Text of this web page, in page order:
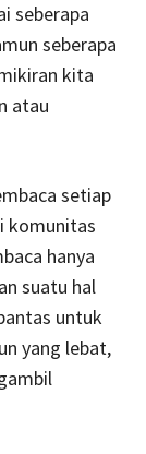
seberapa
seberapa
kita
atau
setiap
komunitas
hanya
suatu hal
untuk
yang lebat,